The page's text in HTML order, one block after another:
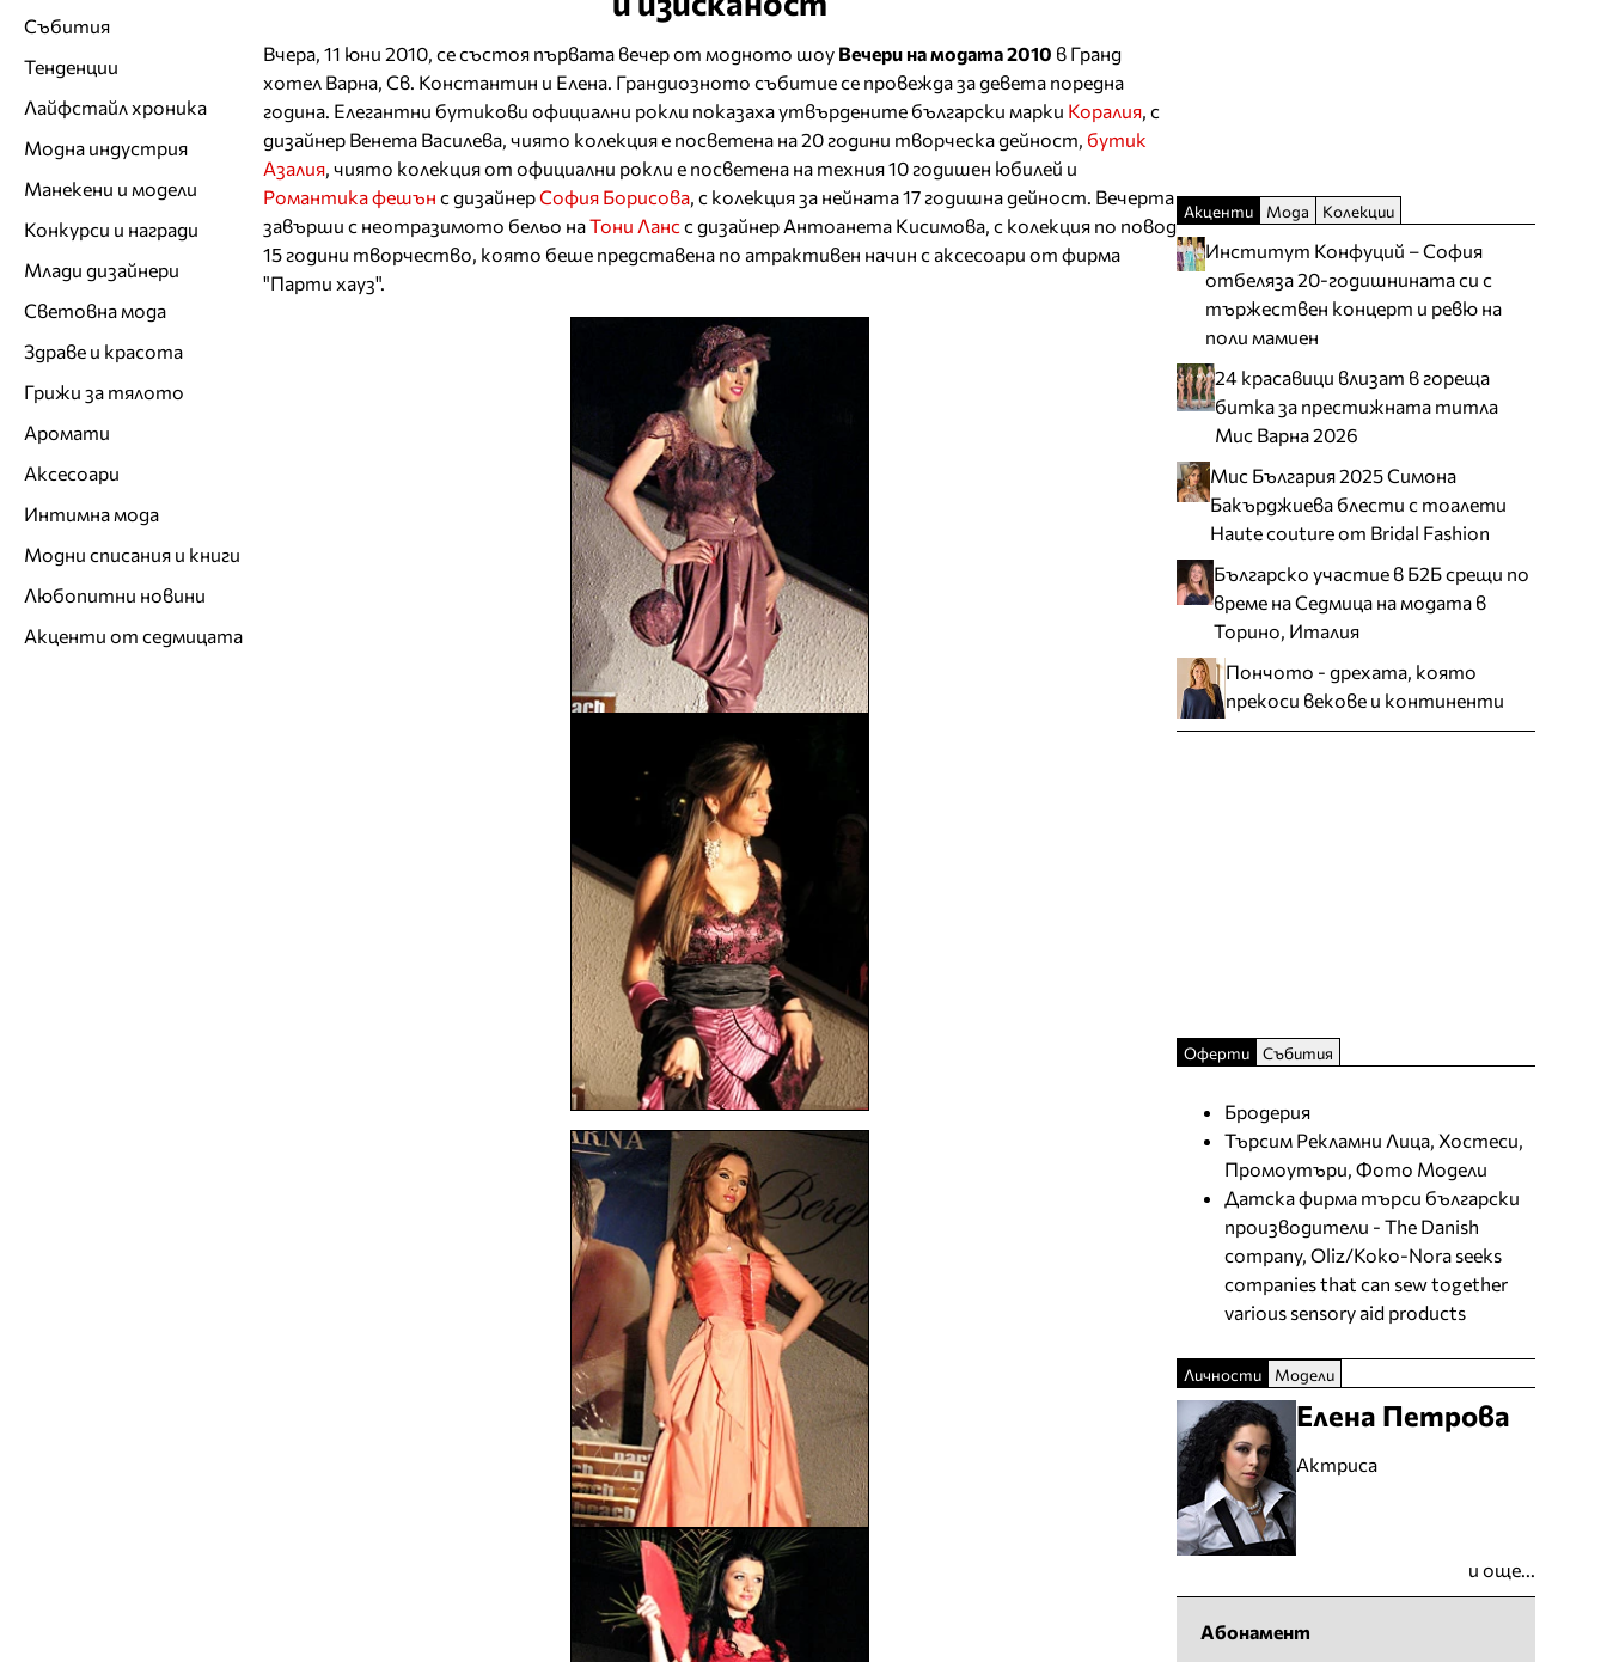
Вчера, 11 юни 2010, се състоя първата вечер от модното шоу Вечери на модата 2010 в Гранд
хотел Варна, Св. Константин и Елена. Грандиозното събитие се провежда за девета поредна
година. Елегантни бутикови официални рокли показаха утвърдените български марки Коралия , с
дизайнер Венета Василева, чиято колекция е посветена на 20 години творческа дейност, бутик
Азалия , чиято колекция от официални рокли е посветена на техния 10 годишен юбилей и
Романтика фешън с дизайнерСофия Борисова , с колекция за нейната 17 годишна дейност. Вечерта
завърши с неотразимото бельо наТони Ланс с дизайнер Антоанета Кисимова, с колекция по повод
15 години творчество, която беше представена по атрактивен начин с аксесоари от фирма
"Парти хауз".
Събития
Тенденции
Лайфстайл хроника
Модна индустрия
Манекени и модели
Конкурси и награди
Млади дизайнери
Световна мода
Здраве и красота
Грижи за тялото
Аромати
Аксесоари
Интимна мода
Модни списания и книги
Любопитни новини
Акценти от седмицата
Акценти Мода Колекции
Институт Конфуций – София
отбеляза 20-годишнината си с
тържествен концерт и ревю на
поли мамиен
24 красавици влизат в гореща
битка за престижната титла
Мис Варна 2026
Мис България 2025 Симона
Бакърджиева блести с тоалети
Haute couture от Bridal Fashion
Българско участие в Б2Б срещи по
време на Седмица на модата в
Торино, Италия
Пончото - дрехата, която
прекоси векове и континенти
Оферти Събития
Бродерия
Търсим Рекламни Лица, Хостеси,
Промоутъри, Фото Модели
Датска фирма търси български
производители - The Danish
company, Oliz/Koko-Nora seeks
companies that can sew together
various sensory aid products
Личности Модели
Елена Петрова
Актриса
и още...
Абонамент